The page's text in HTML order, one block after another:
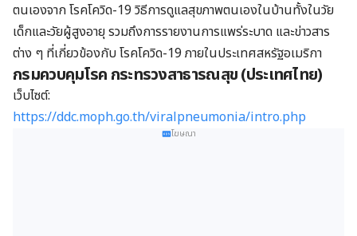
ตนเองจาก โรคโควิด-19 วิธีการดูแลสุขภาพตนเองในบ้านทั้งในวัย
เด็กและวัยผู้สูงอายุ รวมถึงการรายงานการแพร่ระบาด และข่าวสาร
ต่าง ๆ ที่เกี่ยวข้องกับ โรคโควิด-19 ภายในประเทศสหรัฐอเมริกา
กรมควบคุมโรค กระทรวงสาธารณสุข (ประเทศไทย)
เว็บไซต์:
https://ddc.moph.go.th/viralpneumonia/intro.php
โฆษณา